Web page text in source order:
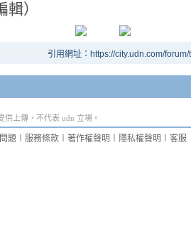
輯）
引用網址：https://city.udn.com/
上傳，不代表 udn 立場。
題 服務條款 著作權聲明 隱私權聲明 客服